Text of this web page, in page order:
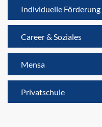
Individuelle Förderung
Career & Soziales
Mensa
Privatschule